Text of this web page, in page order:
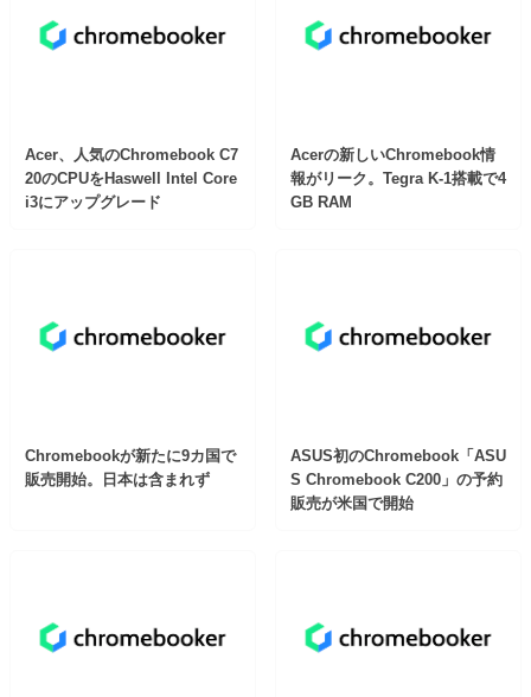
Acer、人気のChromebook C7
20のCPUをHaswell Intel Core
i3にアップグレード
Acerの新しいChromebook情
報がリーク。Tegra K-1搭載で4
GB RAM
Chromebookが新たに9カ国で
販売開始。日本は含まれず
ASUS初のChromebook「ASU
S Chromebook C200」の予約
販売が米国で開始